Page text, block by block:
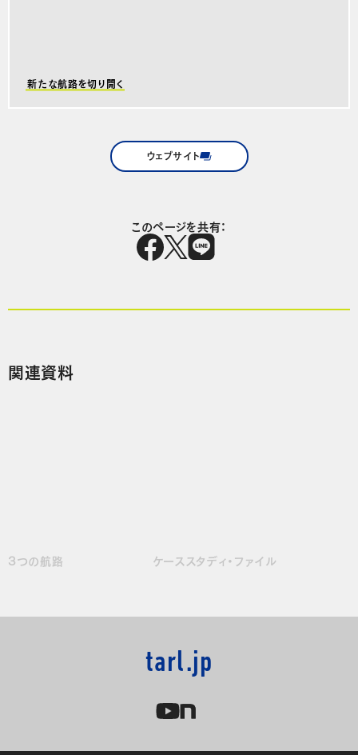
新たな航路を切り開く
ウェブサイト
このページを共有：
関連資料
3つの航路 ケーススタディ・ファイル
tarl.jp